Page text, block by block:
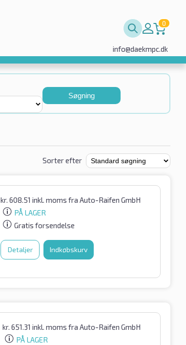
0
info@daekmpc.dk
Søgning
Sorter efter
kr. 608.51 inkl. moms fra Auto-Raifen GmbH
PÅ LAGER
Gratis forsendelse
Detaljer Indkøbskurv
kr. 651.31 inkl. moms fra Auto-Raifen GmbH
PÅ LAGER